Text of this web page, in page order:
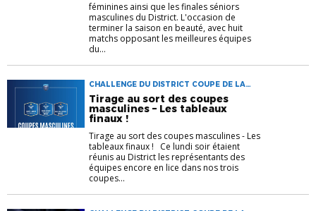
féminines ainsi que les finales séniors
masculines du District. L'occasion de
terminer la saison en beauté, avec huit
matchs opposant les meilleures équipes
du...
CHALLENGE DU DISTRICT COUPE DE LA
SARTHE COUPE DU DISTRICT TIRAGE
Tirage au sort des coupes
masculines – Les tableaux
finaux !
Tirage au sort des coupes masculines - Les
tableaux finaux ! Ce lundi soir étaient
réunis au District les représentants des
équipes encore en lice dans nos trois
coupes...